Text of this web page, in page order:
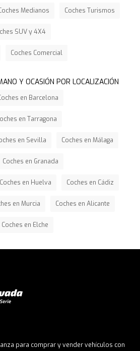
Medianos Coches Turismos
SUV y 4X4
Coches Comercial
Y OCASIÓN POR LOCALIZACIÓN
en Barcelona
en Tarragona
en Sevilla Coches en Málaga
Coches en Granada
Coches en Huelva Coches en Cádiz
en Murcia Coches en Alicante
Coches en Elche
para comprar y vender vehículos con